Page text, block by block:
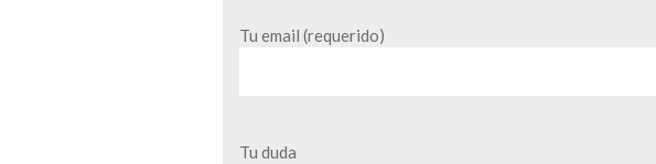
Tu email (requerido)
Tu duda